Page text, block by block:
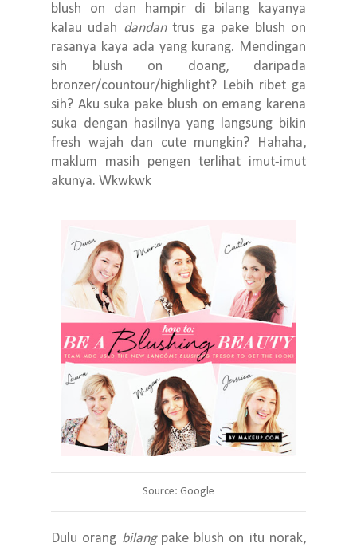
blush on dan hampir di bilang kayanya
kalau udah dandantrus ga pake blush on
rasanya kaya ada yang kurang. Mendingan
sih blush on doang, daripada
bronzer/countour/highlight? Lebih ribet ga
sih? Aku suka pake blush on emang karena
suka dengan hasilnya yang langsung bikin
fresh wajah dan cute mungkin? Hahaha,
maklum masih pengen terlihat imut-imut
akunya. Wkwkwk
Source: Google
Dulu orang bilang pake blush on itu norak,